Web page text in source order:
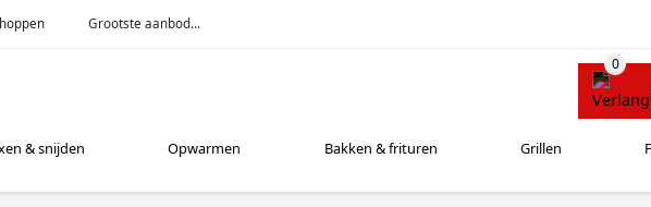
Grootste aanbod...
& snijden Opwarmen Bakken & frituren Grillen